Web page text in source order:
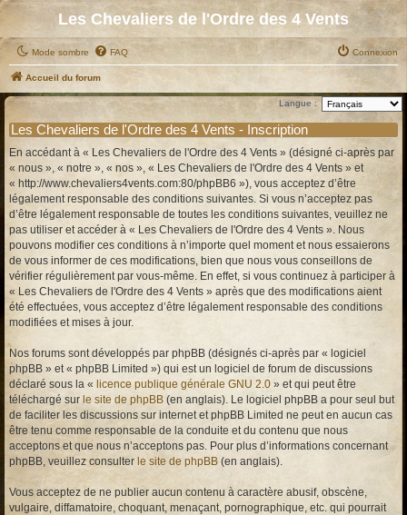
Les Chevaliers de l'Ordre des 4 Vents
Mode sombre FAQ Connexion
Accueil du forum
Langue :
Les Chevaliers de l'Ordre des 4 Vents - Inscription
En accédant à « Les Chevaliers de l'Ordre des 4 Vents » (désigné ci-après par
« nous », « notre », « nos », « Les Chevaliers de l'Ordre des 4 Vents » et
« http://www.chevaliers4vents.com:80/phpBB6 »), vous acceptez d’être
légalement responsable des conditions suivantes. Si vous n’acceptez pas
d’être légalement responsable de toutes les conditions suivantes, veuillez ne
pas utiliser et accéder à « Les Chevaliers de l'Ordre des 4 Vents ». Nous
pouvons modifier ces conditions à n’importe quel moment et nous essaierons
de vous informer de ces modifications, bien que nous vous conseillons de
vérifier régulièrement par vous-même. En effet, si vous continuez à participer à
« Les Chevaliers de l'Ordre des 4 Vents » après que des modifications aient
été effectuées, vous acceptez d’être légalement responsable des conditions
modifiées et mises à jour.
Nos forums sont développés par phpBB (désignés ci-après par « logiciel
phpBB » et « phpBB Limited ») qui est un logiciel de forum de discussions
déclaré sous la « licence publique générale GNU 2.0 » et qui peut être
téléchargé sur le site de phpBB (en anglais). Le logiciel phpBB a pour seul but
de faciliter les discussions sur internet et phpBB Limited ne peut en aucun cas
être tenu comme responsable de la conduite et du contenu que nous
acceptons et que nous n’acceptons pas. Pour plus d’informations concernant
phpBB, veuillez consulter le site de phpBB (en anglais).
Vous acceptez de ne publier aucun contenu à caractère abusif, obscène,
vulgaire, diffamatoire, choquant, menaçant, pornographique, etc. qui pourrait